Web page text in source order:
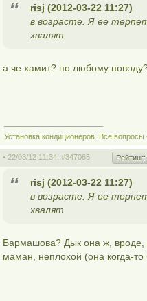
risj (2012-03-22 11:27)
в возрасте. Я ее
хвалят.
а че хамит? по любому
Установка кондиционеров. Все вопросы
• 22/03/12 11:34, #347065 Рейтинг:
risj (2012-03-22 11:27)
в возрасте. Я ее
хвалят.
Бармашова? Дык она ж, вроде,
маман, неплохой (она когда-